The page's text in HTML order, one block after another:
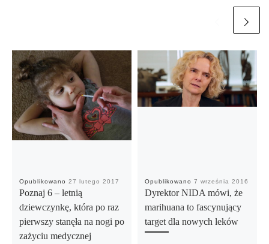
Opublikowano 27 lutego 2017
Poznaj 6 – letnią
dziewczynkę, która po raz
pierwszy stanęła na nogi po
zażyciu medycznej
Opublikowano 7 września 2016
Dyrektor NIDA mówi, że
marihuana to fascynujący
target dla nowych leków